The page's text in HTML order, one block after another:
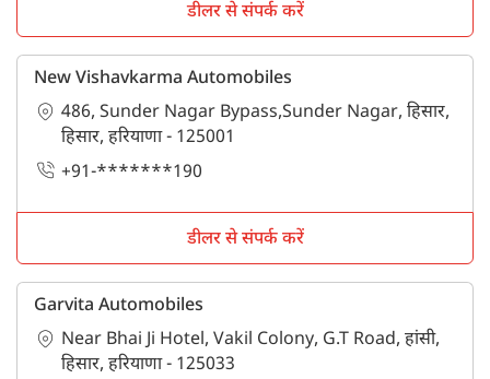
डीलर से संपर्क करें
New Vishavkarma Automobiles
486, Sunder Nagar Bypass,Sunder Nagar, हिसार,
हिसार, हरियाणा - 125001
+91-*******190
डीलर से संपर्क करें
Garvita Automobiles
Near Bhai Ji Hotel, Vakil Colony, G.T Road, हांसी,
हिसार, हरियाणा - 125033